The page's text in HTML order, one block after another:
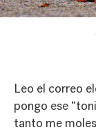
Leo el correo
pongo ese
tanto me